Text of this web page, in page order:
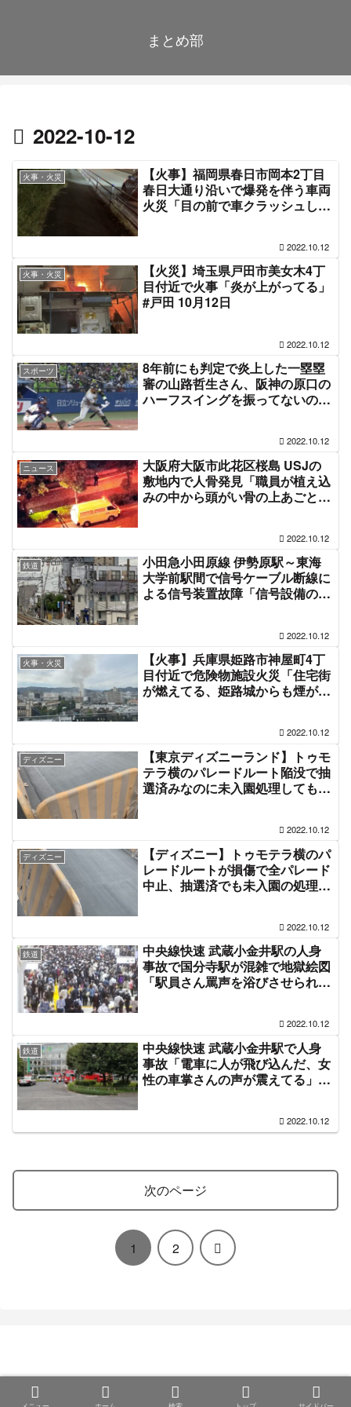
まとめ部
2022-10-12
火事・火災
【火事】福岡県春日市岡本2丁目
春日大通り沿いで爆発を伴う車両
火災「目の前で車クラッシュし
2022.10.12
火事・火災
【火災】埼玉県戸田市美女木4丁
目付近で火事「炎が上がってる」
#戸田 10月12日
2022.10.12
スポーツ
8年前にも判定で炎上した一塁塁
審の山路哲生さん、阪神の原口の
ハーフスイングを振ってないのに
2022.10.12
ニュース
大阪府大阪市此花区桜島 USJの
敷地内で人骨発見「職員が植え込
みの中から頭がい骨の上あごとみ
2022.10.12
鉄道
小田急小田原線 伊勢原駅～東海
大学前駅間で信号ケーブル断線に
よる信号装置故障「信号設備の断
2022.10.12
火事・火災
【火事】兵庫県姫路市神屋町4丁
目付近で危険物施設火災「住宅街
が燃えてる、姫路城からも煙が見
2022.10.12
ディズニー
【東京ディズニーランド】トゥモ
テラ横のパレードルート陥没で抽
選済みなのに未入園処理してもら
グッズ買ってフード食べて未入園
対応してもらった」#穴キャン
2022.10.12
ディズニー
【ディズニー】トゥモテラ横のパ
レードルートが損傷で全パレード
中止、抽選済でも未入園の処理で
ード全キャンで来た意味なくて泣
きそう」10月12日
2022.10.12
鉄道
中央線快速 武蔵小金井駅の人身
事故で国分寺駅が混雑で地獄絵図
「駅員さん罵声を浴びさせられな
2022.10.12
鉄道
中央線快速 武蔵小金井駅で人身
事故「電車に人が飛び込んだ、女
性の車掌さんの声が震えてる」青
2022.10.12
次のページ
1 2
次
まとめ部
© 2020 まとめ部.